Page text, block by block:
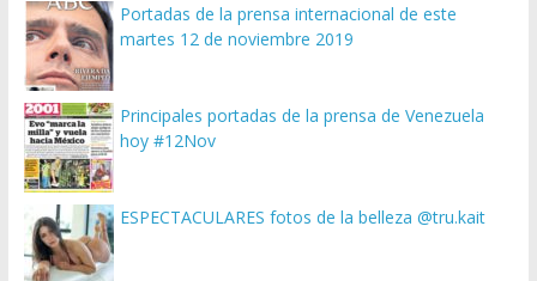
Portadas de la prensa internacional de este
martes 12 de noviembre 2019
Principales portadas de la prensa de Venezuela
hoy #12Nov
ESPECTACULARES fotos de la belleza @tru.kait